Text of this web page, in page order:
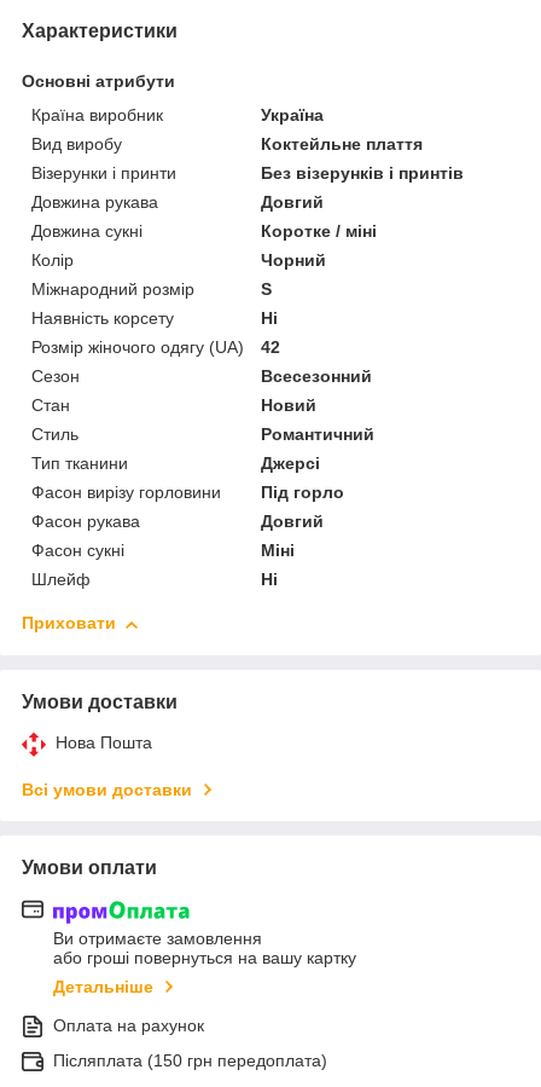
Характеристики
Основні атрибути
Країна виробник
Україна
Вид виробу
Коктейльне плаття
Візерунки і принти
Без візерунків і принтів
Довжина рукава
Довгий
Довжина сукні
Коротке / міні
Колір
Чорний
Міжнародний розмір
S
Наявність корсету
Ні
Розмір жіночого одягу (UA)
42
Сезон
Всесезонний
Стан
Новий
Стиль
Романтичний
Тип тканини
Джерсі
Фасон вирізу горловини
Під горло
Фасон рукава
Довгий
Фасон сукні
Міні
Шлейф
Ні
Приховати
Умови доставки
Нова Пошта
Всі умови доставки
Умови оплати
Ви отримаєте замовлення
або гроші повернуться на вашу картку
Детальніше
Оплата на рахунок
Післяплата (150 грн передоплата)